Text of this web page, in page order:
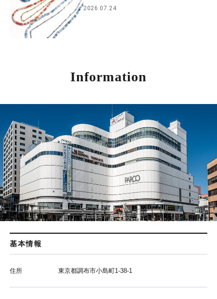
2026.07.24
Information
基本情報
住所 東京都調布市小島町1-38-1